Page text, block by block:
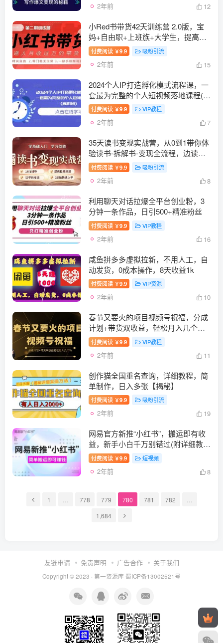
2年前 12
小Red书带货42天训练营 2.0版，宝
妈+自由职+上班族+大学生，提高副
业收入的大红利项目
付费阅读 ￥9.9 吸粉引流
2年前 15
2024个人IP打造孵化模式流程课，一
套最为完整的个人短视频落地课程(高
阶班)
付费阅读 ￥9.9 VIP教程
2年前 7
35天读书变现实战营，从0到1带你体
验读书-拆解书-变现全流程，边读书
边赚钱
付费阅读 ￥9.9 吸粉引流
2年前 8
利用聊天对话拉爆全平台创业粉，3
分钟一条作品，日引500+精准粉丝
付费阅读 ￥9.9 VIP教程
2年前 16
咸鱼拼多多虚拟拉新，不用人工，自
动发货，0成本操作，8天收益1k
付费阅读 ￥9.9 VIP资源
2年前 10
春节又要火的项目视频号祝福，分成
计划+带货双收益，轻松月入几个
W【揭秘】
付费阅读 ￥9.9 VIP教程
2年前 11
创作猫全国重名查询，详细教程，简
单制作，日入多张【揭秘】
付费阅读 ￥9.9 吸粉引流
2年前 19
网易官方新推“小红书”，搬运即有收
益，新手小白千万别错过(附详细教
程)【揭秘】
付费阅读 ￥9.9 短视频
2年前 8
1 778 779 780 781 782
1,684
友链申请 免责声明 广告合作 关于我们
Copyright © 2023 · 第一资源库 蜀ICP备13002521号